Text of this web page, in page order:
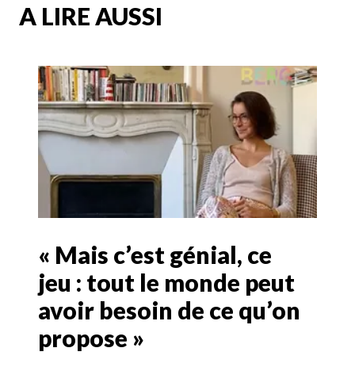
A LIRE AUSSI
« Mais c’est génial, ce
jeu : tout le monde peut
avoir besoin de ce qu’on
propose »